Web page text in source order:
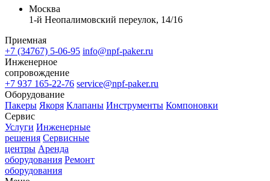
Москва
1-й Неопалимовский переулок, 14/16
Приемная
+7 (34767) 5-06-95 info@npf-paker.ru
Инженерное
сопровождение
+7 937 165-22-76 service@npf-paker.ru
Оборудование
Пакеры Якоря Клапаны Инструменты Компоновки
Сервис
Услуги Инженерные
решения Сервисные
центры Аренда
оборудования Ремонт
оборудования